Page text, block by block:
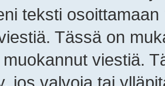
teksti
Tässä on
viestiä.